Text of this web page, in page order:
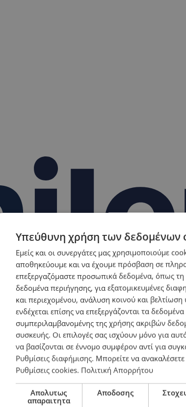
και οδηγούς ταξί
Υπεύθυνη χρήση των δεδομένων
Εμείς και οι συνεργάτες μας χρησιμοποιούμε
αποθηκεύουμε και να έχουμε πρόσβαση σε
επεξεργαζόμαστε προσωπικά δεδομένα, όπως τη
δεδομένα περιήγησης, για εξατομικευμένες
και περιεχομένου, ανάλυση κοινού και
ενδέχεται επίσης να επεξεργάζονται τα
συμπεριλαμβανομένης της χρήσης ακριβών
συσκευής. Οι επιλογές σας ισχύουν μόνο για
να βασίζονται σε έννομο συμφέρον αντί για
Ρυθμίσεις διαφήμισης. Μπορείτε να
Ρυθμίσεις cookies. Πολιτική Απορρήτου
Απολυτως
απαραιτητα
Αποδοσης